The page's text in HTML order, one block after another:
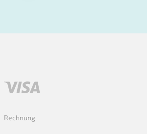
Rechnung